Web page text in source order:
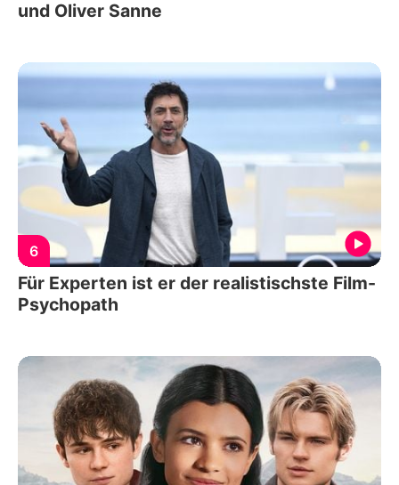
und Oliver Sanne
6
Für Experten ist er der realistischste Film-
Psychopath